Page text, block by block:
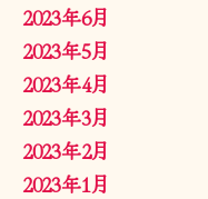
2023年6月
2023年5月
2023年4月
2023年3月
2023年2月
2023年1月